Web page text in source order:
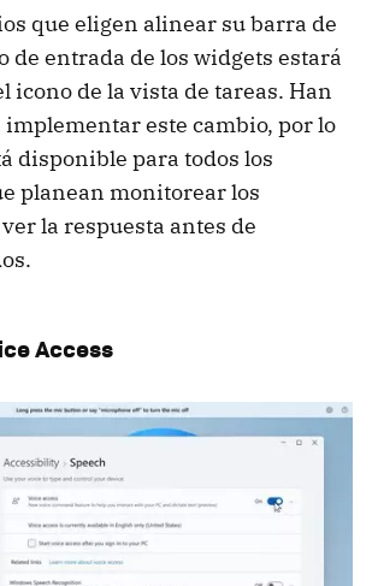
que eligen alinear su barra de
de entrada de los widgets estará
icono de la vista de tareas. Han
implementar este cambio, por lo
disponible para todos los
planean monitorear los
la respuesta antes de
Access